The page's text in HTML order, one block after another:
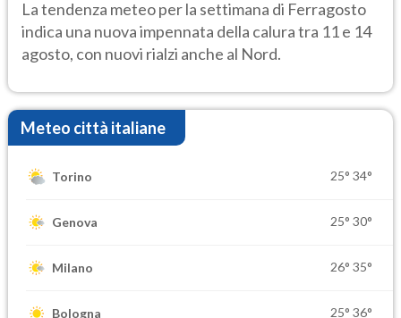
La tendenza meteo per la settimana di Ferragosto
indica una nuova impennata della calura tra 11 e 14
agosto, con nuovi rialzi anche al Nord.
Meteo città italiane
Torino 25° 34°
Genova 25° 30°
Milano 26° 35°
Bologna 25° 36°